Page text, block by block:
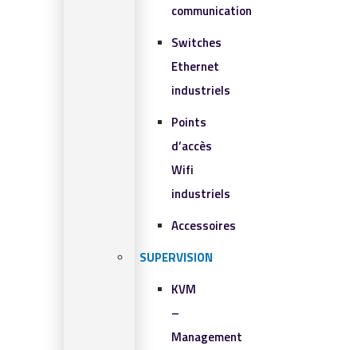
communication
Switches
Ethernet
industriels
Points
d’accès
Wifi
industriels
Accessoires
SUPERVISION
KVM
–
Management